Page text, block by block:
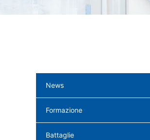
News
Formazione
Battaglie